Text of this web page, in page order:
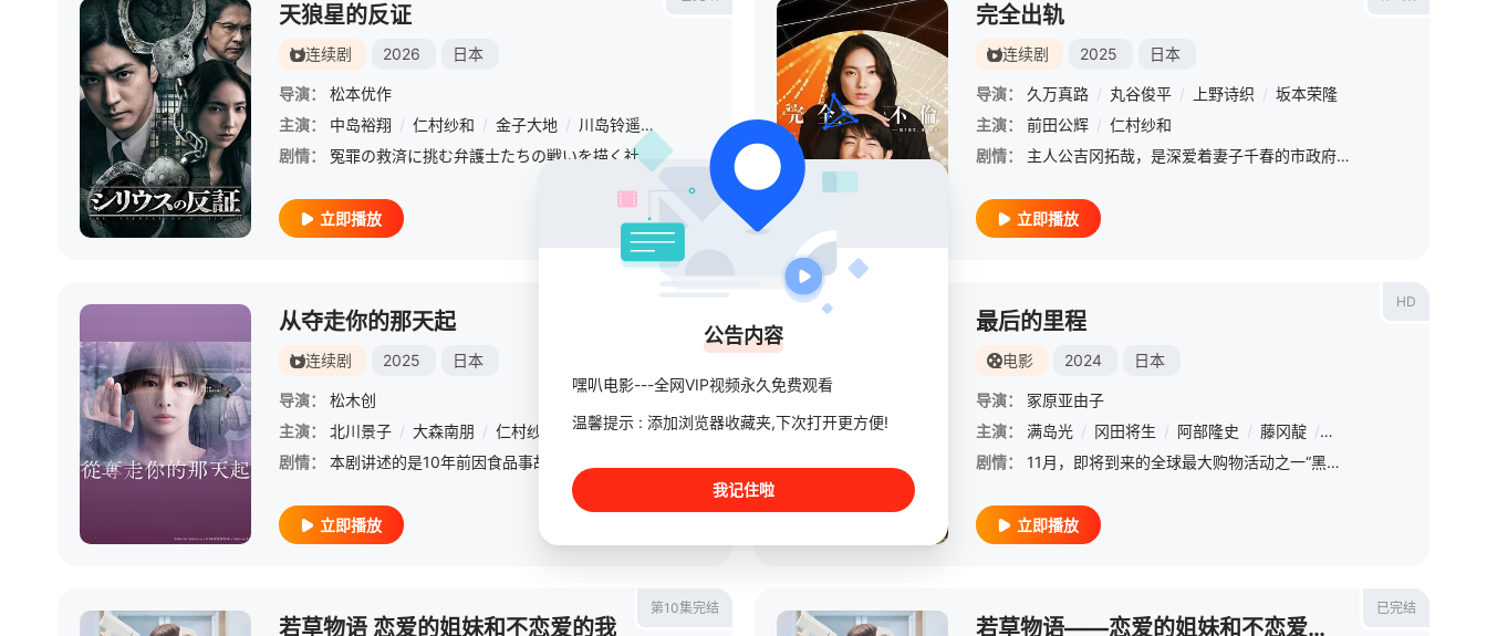
天狼星的反证
连续剧 2026 日本
导演：
松本优作
主演：
中岛裕翔 / 仁村纱和 / 金子大地 / 川岛铃遥 / / 近藤芳正 / 绫田俊树 / 五头岳夫 / 渡边一计 / 益冈彻 / 绪形直人
剧情：
立即播放
完全出轨
连续剧 2025 日本
导演： 久万真路 / 丸谷俊平 / 上野诗织 / 坂本荣隆
主演：
前田公辉 / 仁村纱和
剧情：
主人公吉冈拓哉，是深爱着妻子千春的市政府公务员。结婚生活3年，一直过着顺风顺水的日子。然而，他从发小那里听到“在远程办公普及的今天，时代已经进入了‘大出轨社会’！”这样的话，虽然感到厌恶，却还是偷看了
立即播放
从夺走你的那天起
连续剧 2025 日本
导演：
松木创
主演：
北川景子 / 大森南朋 / 仁村纱和 平祐奈 阿部亮平 / 水泽绅吾 / 小川李奈 / 原日出子 / 鹤田真由 / 中原丈雄 / 筒井道隆 /
仓田瑛茉
剧情：
立即播放
HD
最后的里程
电影 2024 日本
导演：
冢原亚由子
主演：
满岛光 / 冈田将生 / 阿部隆史 / 藤冈靛 / 火野正平
剧情：
11月，即将到来的全球最大购物活动之一“黑色星期五”前夜发生了一起世界知名电商网站的快递箱爆炸事件。很快，这起事件演变成了让整个日本陷入恐慌的连续爆破事件。巨大物流仓库的新任主管·舟渡艾蕾娜（满岛光
立即播放
第10集完结
若草物语 恋爱的姐妹和不恋爱的我
已完结
若草物语——恋爱的姐妹和不恋爱的我
公告内容
嘿叭电影---全网VIP视频永久免费观看
温馨提示 : 添加浏览器收藏夹,下次打开更方便!
我记住啦